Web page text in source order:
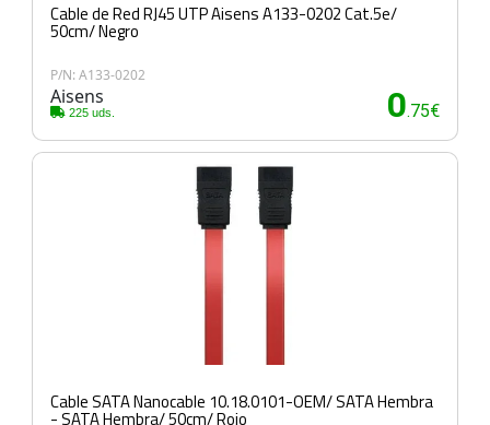
Cable de Red RJ45 UTP Aisens A133-0202 Cat.5e/
50cm/ Negro
P/N: A133-0202
Aisens
225 uds. 0.75€
Cable SATA Nanocable 10.18.0101-OEM/ SATA Hembra
- SATA Hembra/ 50cm/ Rojo